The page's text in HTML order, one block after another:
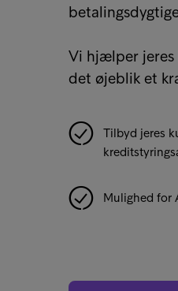
Vi hjælper jeres
det øjeblik et
Tilbyd jeres
Mulighed for